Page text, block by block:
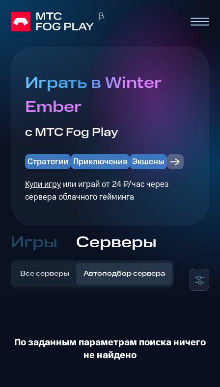
Играть в Winter
Ember
с МТС Fog Play
Стратегии Приключения Экшены
Купи игруили играй от 24 ₽/час через
сервера облачного гейминга
Игры Серверы
Все серверы Автоподбор сервера
По заданным параметрам поиска ничего
не найдено